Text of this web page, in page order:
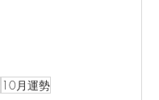
10月運勢